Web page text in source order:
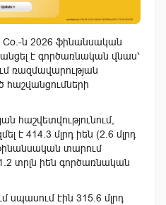
ն 2026 ֆինանսական
է գործառնական վնաս՝
ռազմավարության
հաշվետվությունում,
է 414.3 մլրդ իեն (2.6 մլրդ
տարում
տրլն իեն գործառնական
սպասում էին 315.6 մլրդ